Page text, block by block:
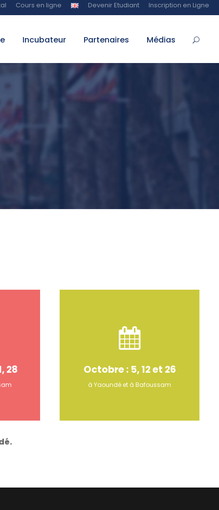
Cours en ligne Devenir Etudiant Inscription en Ligne
Incubateur Partenaires Médias
28 Octobre : 5, 12 et 26
à Yaoundé et à Bafoussam